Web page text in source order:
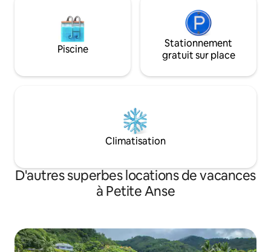
Piscine
Stationnement
gratuit sur place
Climatisation
D'autres superbes locations de vacances
à Petite Anse